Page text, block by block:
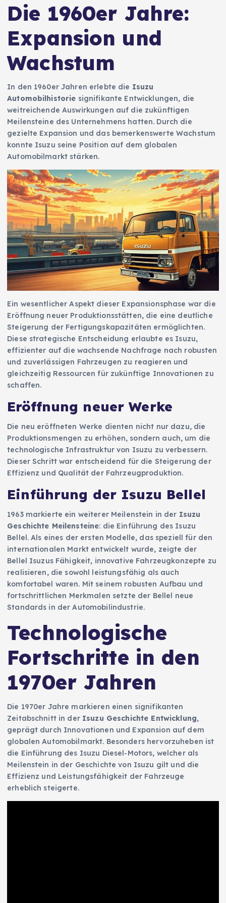
Die 1960er Jahre:
Expansion und
Wachstum
In den 1960er Jahren erlebte die Isuzu
Automobilhistorie signifikante Entwicklungen, die
weitreichende Auswirkungen auf die zukünftigen
Meilensteine des Unternehmens hatten. Durch die
gezielte Expansion und das bemerkenswerte Wachstum
konnte Isuzu seine Position auf dem globalen
Automobilmarkt stärken.
Ein wesentlicher Aspekt dieser Expansionsphase war die
Eröffnung neuer Produktionsstätten, die eine deutliche
Steigerung der Fertigungskapazitäten ermöglichten.
Diese strategische Entscheidung erlaubte es Isuzu,
effizienter auf die wachsende Nachfrage nach robusten
und zuverlässigen Fahrzeugen zu reagieren und
gleichzeitig Ressourcen für zukünftige Innovationen zu
schaffen.
Eröffnung neuer Werke
Die neu eröffneten Werke dienten nicht nur dazu, die
Produktionsmengen zu erhöhen, sondern auch, um die
technologische Infrastruktur von Isuzu zu verbessern.
Dieser Schritt war entscheidend für die Steigerung der
Effizienz und Qualität der Fahrzeugproduktion.
Einführung der Isuzu Bellel
1963 markierte ein weiterer Meilenstein in der Isuzu
Geschichte Meilensteine: die Einführung des Isuzu
Bellel. Als eines der ersten Modelle, das speziell für den
internationalen Markt entwickelt wurde, zeigte der
Bellel Isuzus Fähigkeit, innovative Fahrzeugkonzepte zu
realisieren, die sowohl leistungsfähig als auch
komfortabel waren. Mit seinem robusten Aufbau und
fortschrittlichen Merkmalen setzte der Bellel neue
Standards in der Automobilindustrie.
Technologische
Fortschritte in den
1970er Jahren
Die 1970er Jahre markieren einen signifikanten
Zeitabschnitt in der Isuzu Geschichte Entwicklung,
geprägt durch Innovationen und Expansion auf dem
globalen Automobilmarkt. Besonders hervorzuheben ist
die Einführung des Isuzu Diesel-Motors, welcher als
Meilenstein in der Geschichte von Isuzu gilt und die
Effizienz und Leistungsfähigkeit der Fahrzeuge
erheblich steigerte.